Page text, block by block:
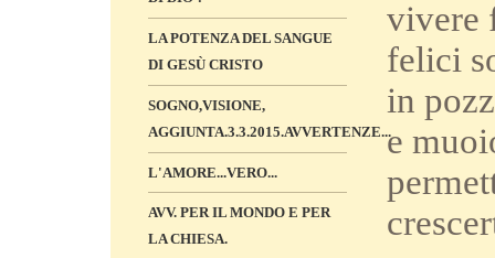
LA POTENZA DEL SANGUE
DI GESÙ CRISTO
SOGNO,VISIONE,
AGGIUNTA.3.3.2015.AVVERTENZE...
L'AMORE...VERO...
AVV. PER IL MONDO E PER
LA CHIESA.
vivere
felici
in
e